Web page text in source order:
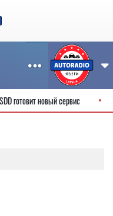
готовит новый сервис